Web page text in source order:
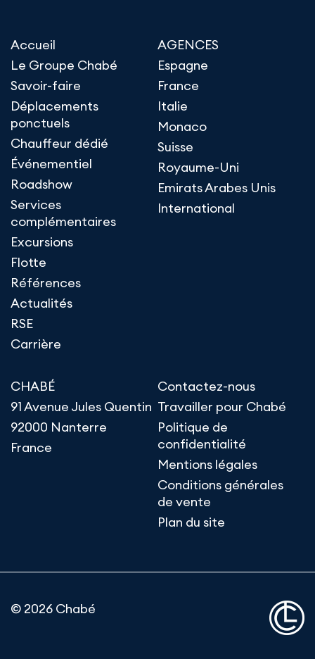
Accueil
Le Groupe Chabé
Savoir-faire
Déplacements
ponctuels
Chauffeur dédié
Événementiel
Roadshow
Services
complémentaires
Excursions
Flotte
Références
Actualités
RSE
Carrière
AGENCES
Espagne
France
Italie
Monaco
Suisse
Royaume-Uni
Emirats Arabes Unis
International
CHABÉ
91 Avenue Jules Quentin
92000 Nanterre
France
Contactez-nous
Travailler pour Chabé
Politique de
confidentialité
Mentions légales
Conditions générales
de vente
Plan du site
© 2026 Chabé